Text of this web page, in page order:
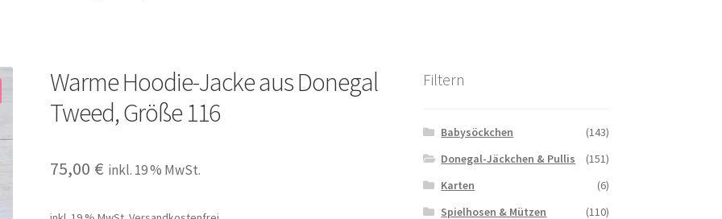
Warme Hoodie-Jacke aus Donegal
Tweed, Größe 116
75,00 € inkl. 19 % MwSt.
Filtern
Babysöckchen
(143)
Donegal-Jäckchen & Pullis
(151)
Karten
(6)
Spielhosen & Mützen
(110)